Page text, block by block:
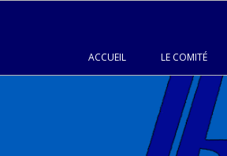
ACCUEIL LE COMITÉ